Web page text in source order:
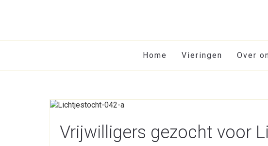
Home Vieringen Over
Vrijwilligers gezocht voor